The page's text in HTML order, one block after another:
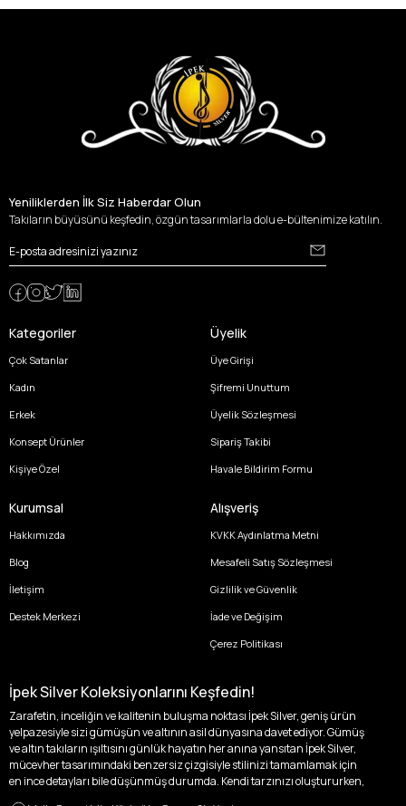
Yeniliklerden İlk Siz Haberdar Olun
Takıların büyüsünü keşfedin, özgün tasarımlarla dolu e-bültenimize katılın.
Kategoriler
Çok Satanlar
Kadın
Erkek
Konsept Ürünler
Kişiye Özel
Üyelik
Üye Girişi
Şifremi Unuttum
Üyelik Sözleşmesi
Sipariş Takibi
Havale Bildirim Formu
Kurumsal
Hakkımızda
Blog
İletişim
Destek Merkezi
Alışveriş
KVKK Aydınlatma Metni
Mesafeli Satış Sözleşmesi
Gizlilik ve Güvenlik
İade ve Değişim
Çerez Politikası
İpek Silver Koleksiyonlarını Keşfedin!
Zarafetin, inceliğin ve kalitenin buluşma noktası İpek Silver, geniş ürün
yelpazesiyle sizi gümüşün ve altının asil dünyasına davet ediyor. Gümüş
ve altın takıların ışıltısını günlük hayatın her anına yansıtan İpek Silver,
mücevher tasarımındaki benzersiz çizgisiyle stilinizi tamamlamak için
en ince detayları bile düşünmüş durumda. Kendi tarzınızı oluştururken,